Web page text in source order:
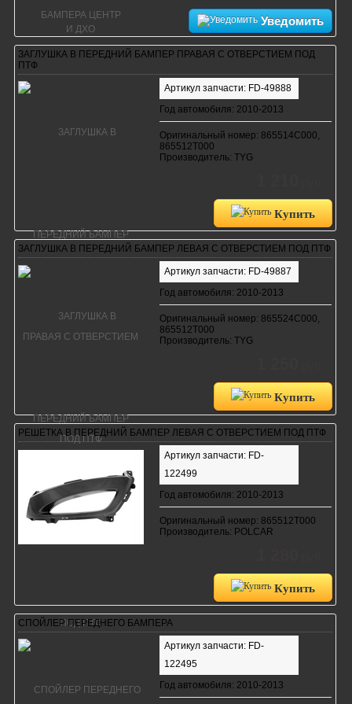
Уведомить
ЗАГЛУШКА В ПЕРЕДНИЙ БАМПЕР ПРАВАЯ С ОТВЕРСТИЕМ ПОД
ПТФ
Артикул запчасти: FD-49888
Год автомобиля: 2010-2013
Оригинальный номер: 865514C000,
865512T000
Производитель: TYG
Купить
ЗАГЛУШКА В ПЕРЕДНИЙ БАМПЕР ЛЕВАЯ С ОТВЕРСТИЕМ ПОД ПТФ
Артикул запчасти: FD-49887
Год автомобиля: 2010-2013
Оригинальный номер: 865524C000,
865512T000
Производитель: TYG
Купить
РЕШЕТКА В ПЕРЕДНИЙ БАМПЕР ЛЕВАЯ С ОТВЕРСТИЕМ ПОД ПТФ
Артикул запчасти: FD-
122499
Год автомобиля: 2010-2013
Оригинальный номер: 865512T000
Производитель: POLCAR
Купить
СПОЙЛЕР ПЕРЕДНЕГО БАМПЕРА
Артикул запчасти: FD-
122495
Год автомобиля: 2010-2013